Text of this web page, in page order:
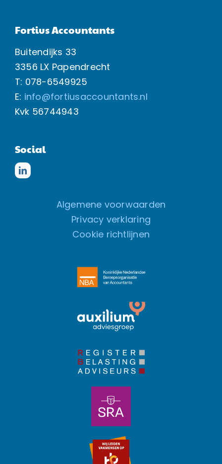
Fortius Accountants
Buitendijks 33
3356 LX Papendrecht
T: 078-6549925
E: info@fortiusaccountants.nl
Kvk 56744943
Social
Algemene voorwaarden
Privacy verklaring
Cookie richtlijnen